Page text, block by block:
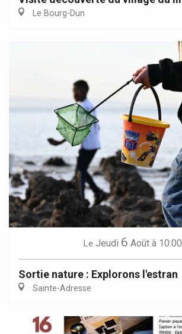
Le Bourg-Dun
Le Jeudi 6 Août à 10:00
Sortie nature : Explorons l'estran
Sainte-Adresse